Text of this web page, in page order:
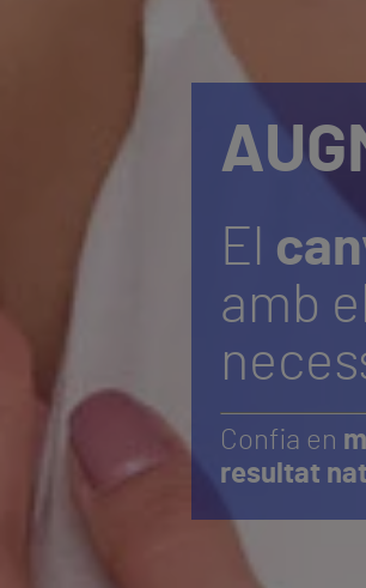
El
amb el
Confia en
resultat